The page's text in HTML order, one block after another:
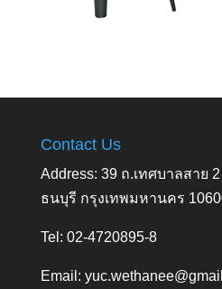
Contact Us
Address: 39 ถ.เทศบาลสาย
ธนบุรี กรุงเทพมหานคร
Tel: 02-4720895-8
Email: